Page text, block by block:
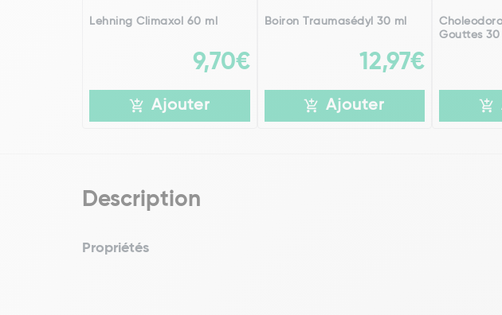
Lehning Climaxol 60 ml
9,70€
Ajouter
Boiron Traumasédyl 30 ml
12,97€
Ajouter
Gouttes 30
Description
Propriétés